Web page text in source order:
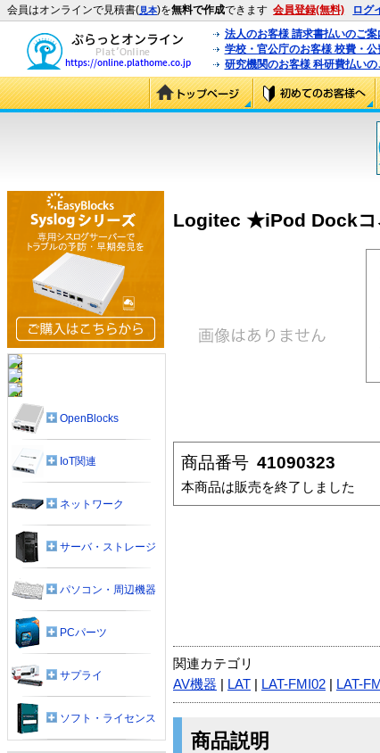
会員はオンラインで見積書(見本)を無料で作成できます 会員登録(無料) ログ
法人のお客様 請求書払いのご案
学校・官公庁のお客様 校費・
研究機関のお客様 科研費払いの
Logitec ★iPod Dockコ
商品番号 41090323
本商品は販売を終了しました
関連カテゴリ
AV機器
LAT LAT-FMI02 LAT-FMI
商品説明
OpenBlocks
IoT関連
ネットワーク
サーバ・ストレージ
パソコン・周辺機器
PCパーツ
サプライ
ソフト・ライセンス